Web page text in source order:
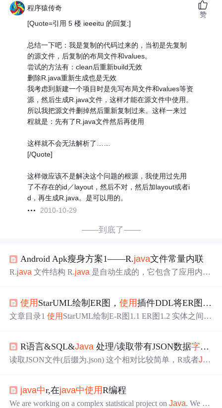
程序猿传奇
[Quote=引用 5 楼 ieeeitu 的回复:]
总结一下吧：我是复制的代码过来的，当初是先复制
的源文件，后复制的布局文件和values。
尝试的方法有：clean后重新build无效
删除R.java重新生成也是无效
我考虑到新建一个项目时是先写布局文件和values等资
源，然后生成R.java文件，这样才能在源文件中使用。
所以我把源文件删掉然后重新复制过来。这样一来过
程就是：先有了R.java文件然后再使用
这样就不会无法解析了……
[/Quote]
这样做应该不是解决这个问题的根源，我使用过先用
了不存在的id／layout，然后不对，然后加layout或者i
d，再生成R.java。是可以用的。
2010-10-29
赞
——到底了——
Android Apk瘦身方案1——R.java文件常量内联
R.java 文件结构 R.java 是自动生成的，它包含了应用内所
d/generated/not_namespaced_r_class_sources/xxxxxDebug/proc
essXXXXDebugResources/r/com/xxx/xxx/R.javaR.java内部
使用 StarUML绘制ER图，使用插件DDL将ER图转换成SQL脚本，
文章目录1使用 StarUML绘制E-R图1.1 ER图1.2 实体之间的
关键字2.3 修改数据类型2.4 DDL生成数据库3 StarUML中
生成 Java代码 1使用StarUML绘制E-R图 1.1 ER图 E-R图也
型。 构
R语言&SQL&Java 处理/读取带有JSON数据字段
读取JSON文件(后缀为.json) 这个相对比较简单，R或者Jav
onlite) data = jsonlite::stream_in(file("jsondatafile1.json"),pagesi
ze = 100) str(data) head(data) 读取带有JSON数据/字段 的cs
java中r,在java中使用R编程
We are working on a complex statistical project onJava. We did